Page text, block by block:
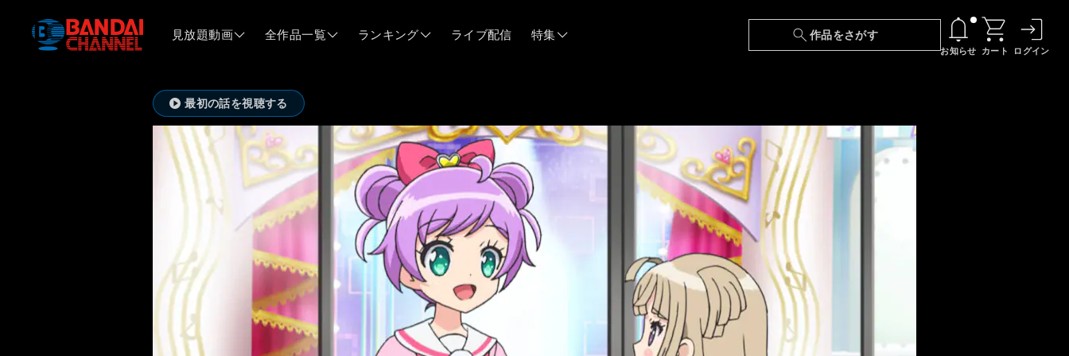
見放題動画 全作品一覧 ランキング ライブ配信 特集 作品をさがす
お知らせ
06/03
『最強の王様、二度目の人生は何をする？』第
24話 配信日変更のお知らせ
05/21 【障害】映像再生における不具合に関しまして
【日本語字幕】【セリフ検索】新規追加のお知
らせ
04/28
【障害】Android TVにおける不具合に関しまし
て
カート ログイン
最初の話を視聴する